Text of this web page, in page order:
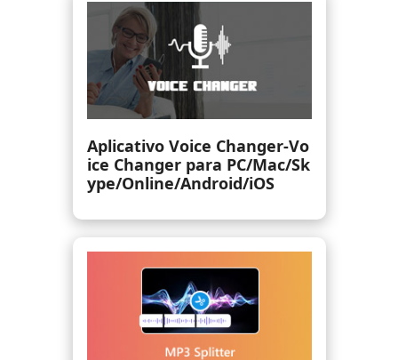
Aplicativo para aumentar o
volume | Aumente o
volume acima do máximo